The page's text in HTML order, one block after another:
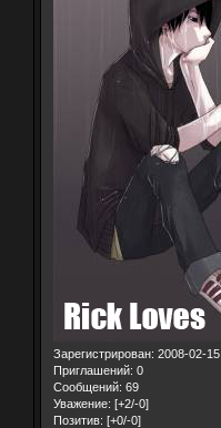
Зарегистрирован: 2008-02-15
Приглашений: 0
Сообщений: 69
Уважение: [+2/-0]
Позитив: [+0/-0]